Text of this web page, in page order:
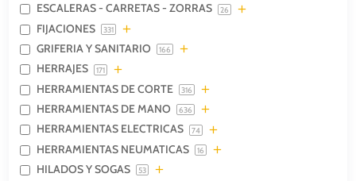
ESCALERAS - CARRETAS - ZORRAS 26
FIJACIONES 331
GRIFERIA Y SANITARIO 166
HERRAJES 171
HERRAMIENTAS DE CORTE 316
HERRAMIENTAS DE MANO 636
HERRAMIENTAS ELECTRICAS 74
HERRAMIENTAS NEUMATICAS 16
HILADOS Y SOGAS 53